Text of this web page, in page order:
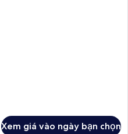
Xem giá vào ngày bạn chọn